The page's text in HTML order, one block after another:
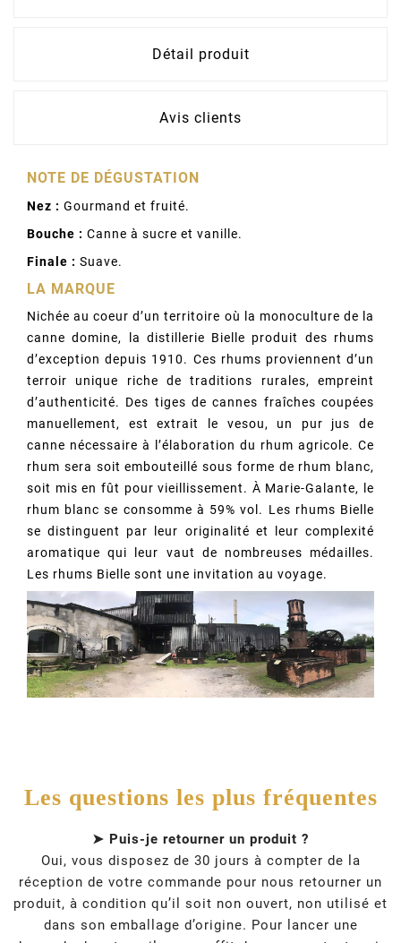
Détail produit
Avis clients
NOTE DE DÉGUSTATION
Nez : Gourmand et fruité.
Bouche : Canne à sucre et vanille.
Finale : Suave.
LA MARQUE
Nichée au coeur d’un territoire où la monoculture de la
canne domine, la distillerie Bielle produit des rhums
d’exception depuis 1910. Ces rhums proviennent d’un
terroir unique riche de traditions rurales, empreint
d’authenticité. Des tiges de cannes fraîches coupées
manuellement, est extrait le vesou, un pur jus de
canne nécessaire à l’élaboration du rhum agricole. Ce
rhum sera soit embouteillé sous forme de rhum blanc,
soit mis en fût pour vieillissement. À Marie-Galante, le
rhum blanc se consomme à 59% vol. Les rhums Bielle
se distinguent par leur originalité et leur complexité
aromatique qui leur vaut de nombreuses médailles.
Les rhums Bielle sont une invitation au voyage.
Les questions les plus fréquentes
➤ Puis-je retourner un produit ?
Oui, vous disposez de 30 jours à compter de la
réception de votre commande pour nous retourner un
produit, à condition qu’il soit non ouvert, non utilisé et
dans son emballage d’origine. Pour lancer une